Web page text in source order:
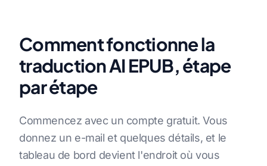
Comment fonctionne la
traduction AI EPUB, étape
par étape
Commencez avec un compte gratuit. Vous
donnez un e-mail et quelques détails, et le
tableau de bord devient l'endroit où vous